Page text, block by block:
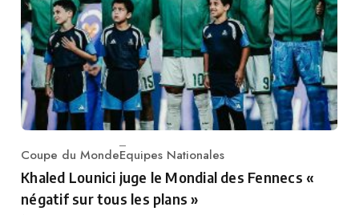
Category
Coupe du MondeEquipes Nationales
Khaled Lounici juge le Mondial des Fennecs «
négatif sur tous les plans »